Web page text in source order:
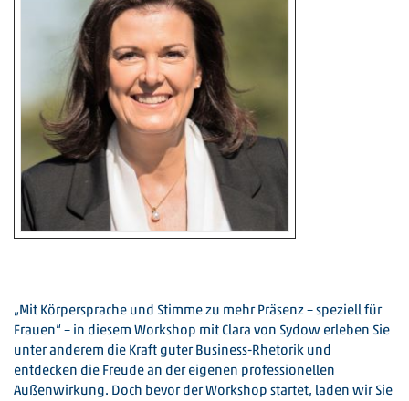
„Mit Körpersprache und Stimme zu mehr Präsenz – speziell für
Frauen“ – in diesem Workshop mit Clara von Sydow erleben Sie
unter anderem die Kraft guter Business-Rhetorik und
entdecken die Freude an der eigenen professionellen
Außenwirkung. Doch bevor der Workshop startet, laden wir Sie